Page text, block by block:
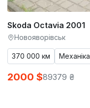
Skoda Octavia 2001
Новояворівськ
370 000 км Механіка
2000 $89379 ₴